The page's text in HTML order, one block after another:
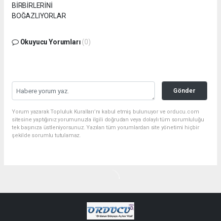
Okuyucu Yorumları (0)
Gönder
Yorum yazarak Topluluk Kuralları’nı kabul etmiş bulunuyor ve orducu.com
sitesine yaptığınız yorumunuzla ilgili doğrudan veya dolaylı tüm sorumluluğu
tek başınıza üstleniyorsunuz. Yazılan tüm yorumlardan site yönetimi hiçbir
şekilde sorumlu tutulamaz.